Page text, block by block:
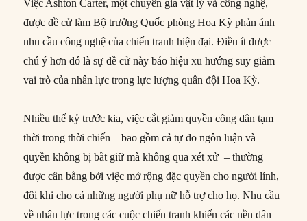
Việc Ashton Carter, một chuyên gia vật lý và công nghệ,
được đề cử làm Bộ trưởng Quốc phòng Hoa Kỳ phản ánh
nhu cầu công nghệ của chiến tranh hiện đại. Điều ít được
chú ý hơn đó là sự đề cử này báo hiệu xu hướng suy giảm
vai trò của nhân lực trong lực lượng quân đội Hoa Kỳ.
Nhiều thế kỷ trước kia, việc cắt giảm quyền công dân tạm
thời trong thời chiến – bao gồm cả tự do ngôn luận và
quyền không bị bắt giữ mà không qua xét xử – thường
được cân bằng bởi việc mở rộng đặc quyền cho người lính,
đôi khi cho cả những người phụ nữ hỗ trợ cho họ. Nhu cầu
về nhân lực trong các cuộc chiến tranh khiến các nền dân